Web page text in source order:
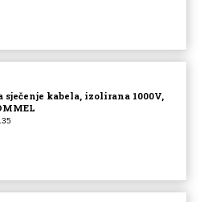
sječenje kabela, izolirana 1000V,